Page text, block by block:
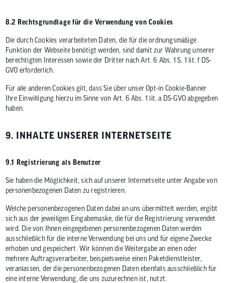
8.2 Rechtsgrundlage für die Verwendung von Cookies
Die durch Cookies verarbeiteten Daten, die für die ordnungsmäßige
Funktion der Webseite benötigt werden, sind damit zur Wahrung unserer
berechtigten Interessen sowie der Dritter nach Art. 6 Abs. 1 S. 1 lit. f DS-
GVO erforderlich.
Für alle anderen Cookies gilt, dass Sie über unser Opt-in Cookie-Banner
Ihre Einwilligung hierzu im Sinne von Art. 6 Abs. 1 lit. a DS-GVO abgegeben
haben.
9. INHALTE UNSERER INTERNETSEITE
9.1 Registrierung als Benutzer
Sie haben die Möglichkeit, sich auf unserer Internetseite unter Angabe von
personenbezogenen Daten zu registrieren.
Welche personenbezogenen Daten dabei an uns übermittelt werden, ergibt
sich aus der jeweiligen Eingabemaske, die für die Registrierung verwendet
wird. Die von Ihnen eingegebenen personenbezogenen Daten werden
ausschließlich für die interne Verwendung bei uns und für eigene Zwecke
erhoben und gespeichert. Wir können die Weitergabe an einen oder
mehrere Auftragsverarbeiter, beispielsweise einen Paketdienstleister,
veranlassen, der die personenbezogenen Daten ebenfalls ausschließlich für
eine interne Verwendung, die uns zuzurechnen ist, nutzt.